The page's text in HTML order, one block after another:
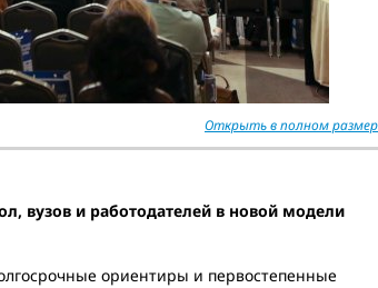
Открыть в полном
вузов и работодателей в новой модели
ориентиры и первостепенные